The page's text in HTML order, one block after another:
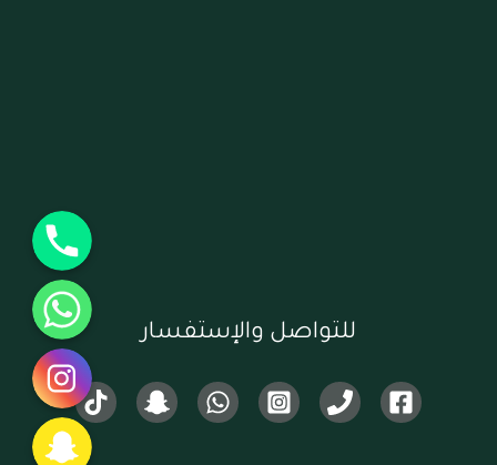
للتواصل والإستفسار
جوال
واتساب
انستقرام
سناب شات